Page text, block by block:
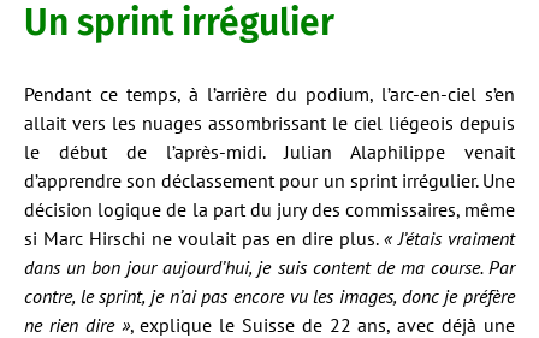
Un sprint irrégulier
Pendant ce temps, à l’arrière du podium, l’arc-en-ciel s’en
allait vers les nuages assombrissant le ciel liégeois depuis
le début de l’après-midi. Julian Alaphilippe venait
d’apprendre son déclassement pour un sprint irrégulier. Une
décision logique de la part du jury des commissaires, même
si Marc Hirschi ne voulait pas en dire plus.« J’étais vraiment
dans un bon jour aujourd’hui, je suis content de ma course. Par
contre, le sprint, je n’ai pas encore vu les images, donc je préfère
ne rien dire », explique le Suisse de 22 ans, avec déjà une